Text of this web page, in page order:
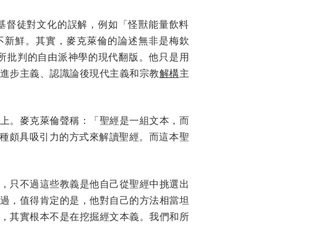
徒對文化的誤解，例如「怪獸能量飲料
鮮。其實，麥克萊倫的論述無非是梅欽
批判的自由派神學的現代翻版。他只是用
步主義、認識論後現代主義和宗教解構主
。麥克萊倫聲稱：「聖經是一組文本，而
頗具吸引力的方式來解讀聖經。而這本聖
只不過這些教義是他自己從聖經中挑選出
，值得肯定的是，他對自己的方法相當坦
其實根本不是在挖掘經文本義。我們和所